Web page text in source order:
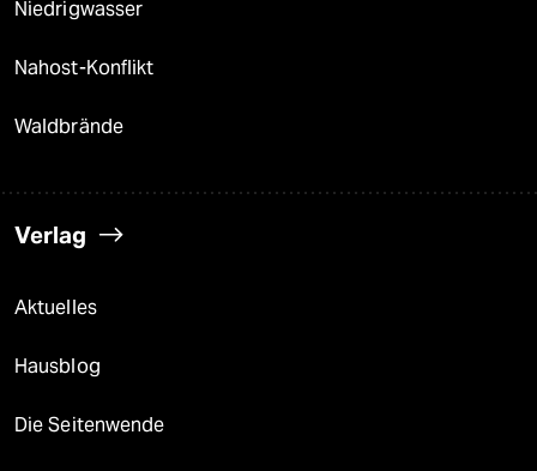
Niedrigwasser
Nahost-Konflikt
Waldbrände
Verlag
Aktuelles
Hausblog
Die Seitenwende